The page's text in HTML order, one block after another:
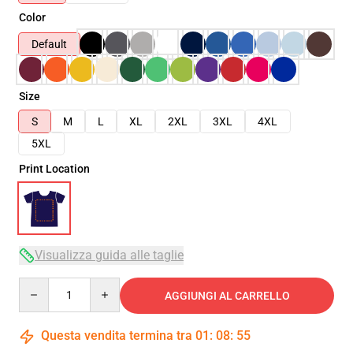
Color
Default
Size
S
M L XL 2XL 3XL
4XL
5XL
Print Location
Visualizza guida alle taglie
AGGIUNGI AL CARRELLO
Questa vendita termina tra 01 : 08: 54